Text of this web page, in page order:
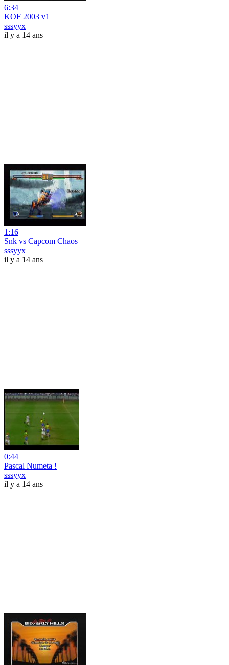
6:34
KOF 2003 v1
sssyyx
il y a 14 ans
1:16
Snk vs Capcom Chaos
sssyyx
il y a 14 ans
0:44
Pascal Numeta !
sssyyx
il y a 14 ans